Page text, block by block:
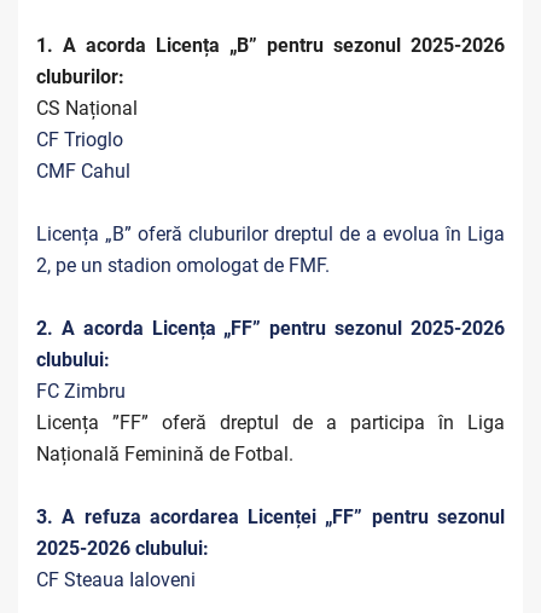
1. A acorda Licența „B” pentru sezonul 2025-2026
cluburilor:
CS Național
CF Trioglo
CMF Cahul
Licența „B” oferă cluburilor dreptul de a evolua în Liga
2, pe un stadion omologat de FMF.
2. A acorda Licența „FF” pentru sezonul 2025-2026
clubului:
FC Zimbru
Licența ”FF” oferă dreptul de a participa în Liga
Națională Feminină de Fotbal.
3. A refuza acordarea Licenței „FF” pentru sezonul
2025-2026 clubului:
CF Steaua Ialoveni